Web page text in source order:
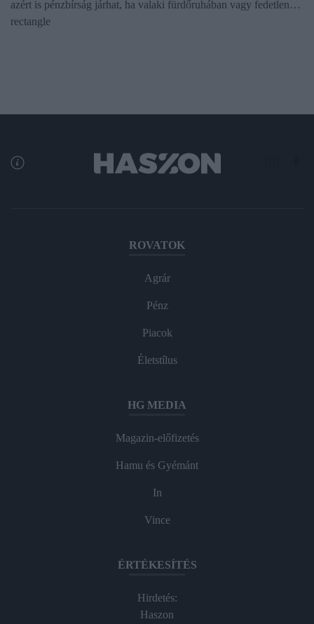
azért is pénzbírság járhat, ha valaki fürdőruhában vagy fedetlen…
rectangle
ROVATOK
Agrár
Pénz
Piacok
Életstílus
HG MEDIA
Magazin-előfizetés
Hamu és Gyémánt
In
Vince
ÉRTÉKESÍTÉS
Hirdetés:
Haszon